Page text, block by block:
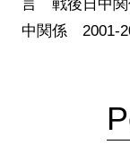
言 戦後日中関
中関係 2001-